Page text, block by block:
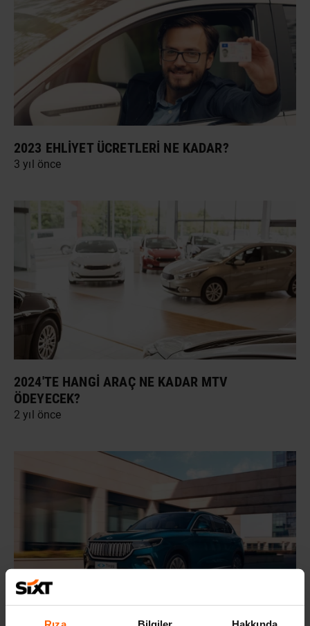
2023 EHLIYET ÜCRETLERI NE KADAR?
3 yıl önce
2024'TE HANGI ARAÇ NE KADAR MTV
ÖDEYECEK?
2 yıl önce